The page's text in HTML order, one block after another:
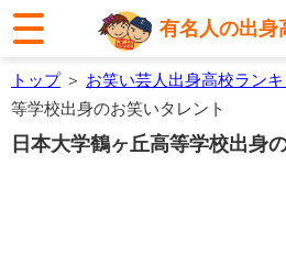
有名人の出身
トップ＞ お笑い芸人出身高校ラン
等学校出身のお笑いタレント
日本大学鶴ヶ丘高等学校出身